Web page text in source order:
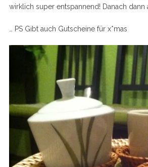
wirklich super entspannend! Danach dann
… PS Gibt auch Gutscheine für x*mas